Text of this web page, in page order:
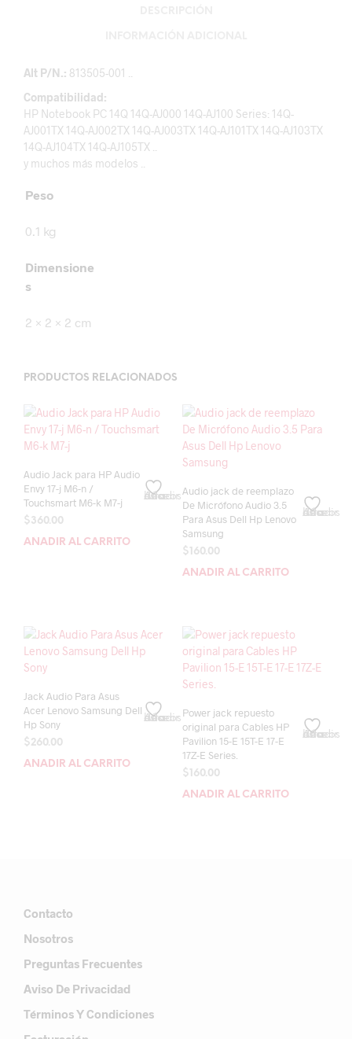
Alt P/N.: 813505-001 ..
Compatibilidad:
HP Notebook PC 14Q 14Q-AJ000 14Q-AJ100 Series: 14Q-
AJ001TX 14Q-AJ002TX 14Q-AJ003TX 14Q-AJ101TX 14Q-AJ103TX
14Q-AJ104TX 14Q-AJ105TX ..
y muchos más modelos ..
Peso
0.1 kg
Dimensione
s
2 × 2 × 2 cm
PRODUCTOS RELACIONADOS
Añadir a la lista de deseos
Audio Jack para HP Audio
Envy 17-j M6-n /
Touchsmart M6-k M7-j
$360.00
AÑADIR AL CARRITO
Añadir a la lista de deseos
Audio jack de reemplazo
De Micrófono Audio 3.5
Para Asus Dell Hp Lenovo
Samsung
$ 160.00
AÑADIR AL CARRITO
Añadir a la lista de deseos
Jack Audio Para Asus
Acer Lenovo Samsung Dell
Hp Sony
$260.00
AÑADIR AL CARRITO
Añadir a la lista de deseos
Power jack repuesto
original para Cables HP
Pavilion 15-E 15T-E 17-E
17Z-E Series.
$ 160.00
AÑADIR AL CARRITO
Contacto
Nosotros
Preguntas Frecuentes
Aviso De Privacidad
Términos Y Condiciones